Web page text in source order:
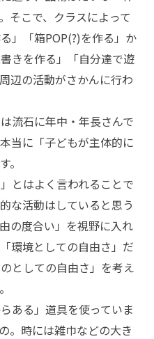
そこで、クラスによって
」「箱POP(?)を作る」か
きを作る」「自分達で遊
辺の活動がさかんに行わ
流石に年中・年長さんで
当に「子どもが主体的に
。
とはよく言われることで
な活動はしていると思う
の度合い」を視野に入れ
環境としての自由さ」だ
としての自由さ」を考え
ある」道具を使っていま
。時には雑巾などの大き